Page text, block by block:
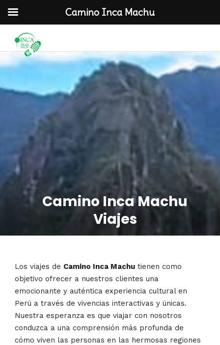
Camino Inca Machu
Viajes
Los viajes de Camino Inca Machu tienen como
objetivo ofrecer a nuestros clientes una
emocionante y auténtica experiencia cultural en
Perú a través de vivencias interactivas y únicas.
Nuestra esperanza es que viajar con nosotros
conduzca a una comprensión más profunda de
cómo viven las personas en las hermosas regiones
Camino Inca Machu